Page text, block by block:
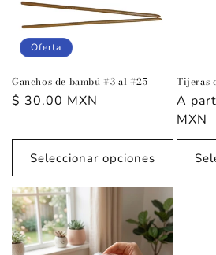
Oferta
Ganchos de bambú #3 al #25
Precio
oferta
$ 30.00 MXN
Seleccionar opciones
Tijeras
Precio
A
MXN